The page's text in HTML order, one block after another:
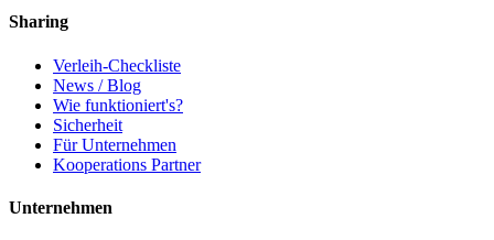
Sharing
Verleih-Checkliste
News / Blog
Wie funktioniert's?
Sicherheit
Für Unternehmen
Kooperations Partner
Unternehmen